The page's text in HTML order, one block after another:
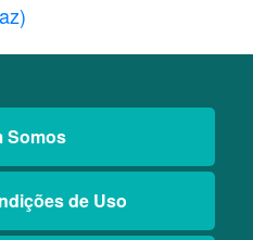
Somos
de Uso